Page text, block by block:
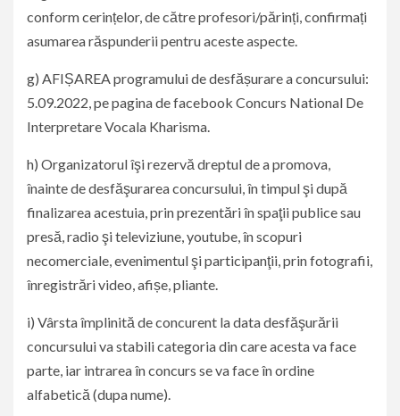
conform cerințelor, de către profesori/părinți, confirmați
asumarea răspunderii pentru aceste aspecte.
g) AFIȘAREA programului de desfășurare a concursului:
5.09.2022, pe pagina de facebook Concurs National De
Interpretare Vocala Kharisma.
h) Organizatorul îşi rezervă dreptul de a promova,
înainte de desfăşurarea concursului, în timpul şi după
finalizarea acestuia, prin prezentări în spaţii publice sau
presă, radio şi televiziune, youtube, în scopuri
necomerciale, evenimentul şi participanţii, prin fotografii,
înregistrări video, afișe, pliante.
i) Vârsta împlinită de concurent la data desfăşurării
concursului va stabili categoria din care acesta va face
parte, iar intrarea în concurs se va face în ordine
alfabetică (dupa nume).